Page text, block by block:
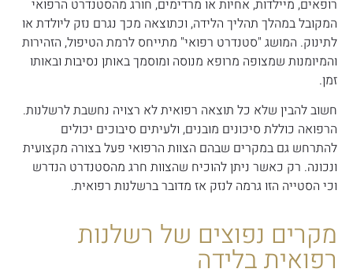
רופאים, מיילדות, אחיות או מרדימים, חורג מהסטנדרט הרפואי
המקובל במהלך תהליך הלידה, וכתוצאה מכך נגרם נזק ליולדת או
לתינוק. המושג "סטנדרט רפואי" מתייחס לרמת הטיפול, הזהירות
והמיומנות שמצופה מרופא מנוסה ומוסמך באותן נסיבות ובאותו
זמן.
חשוב להבין שלא כל תוצאה רפואית לא רצויה נחשבת לרשלנות.
הרפואה כוללת סיכונים מובנים, ולעיתים סיבוכים יכולים
להתרחש גם במקרים שבהם הצוות הרפואי פעל בצורה מקצועית
ונכונה. רק כאשר ניתן להוכיח שהצוות חרג מהסטנדרט הנדרש
וכי הסטייה הזו גרמה לנזק אז מדובר ברשלנות רפואית.
מקרים נפוצים של רשלנות
רפואית בלידה